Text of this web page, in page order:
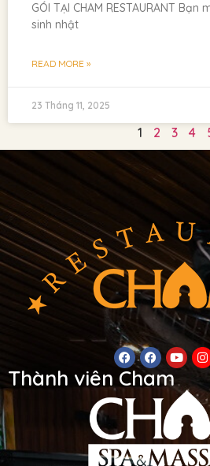
GÓI TẠI CHAM RESTAURANT
sinh nhật
READ MORE »
23 Tháng 11, 2025
1 2 3 4
Thành viên Cham